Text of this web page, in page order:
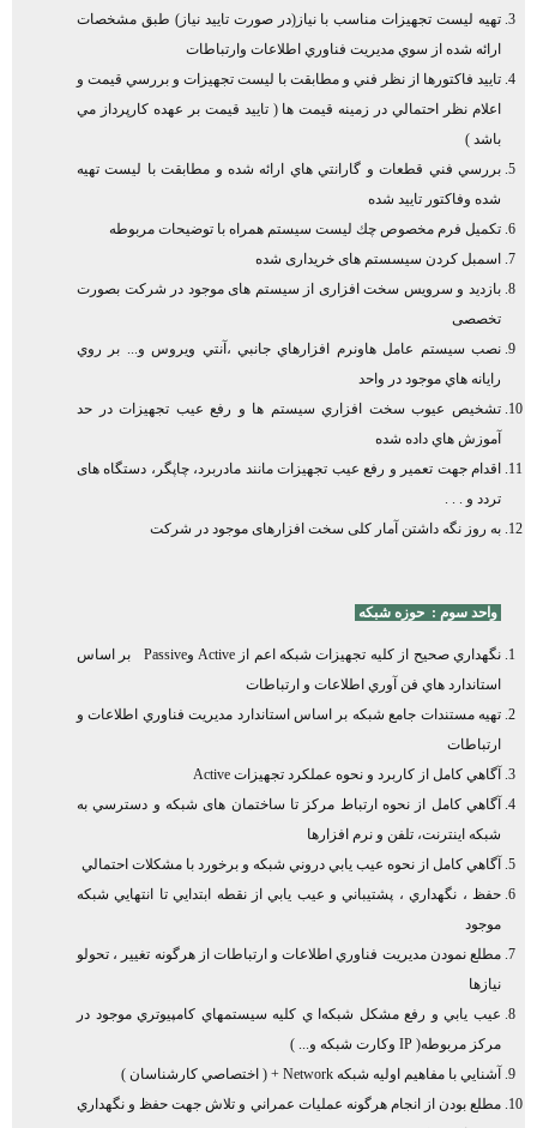
تهيه ليست تجهيزات مناسب با نياز(در صورت تاييد نياز) طبق مشخصات
ارائه شده از سوي مديريت فناوري اطلاعات وارتباطات
تاييد فاكتورها از نظر فني و مطابقت با ليست تجهيزات و بررسي قيمت و
اعلام نظر احتمالي در زمينه قيمت ها ( تاييد قيمت بر عهده كارپرداز مي
باشد )
بررسي فني قطعات و گارانتي هاي ارائه شده و مطابقت با ليست تهيه
شده وفاكتور تاييد شده
تكميل فرم مخصوص چك ليست سيستم همراه با توضيحات مربوطه
اسمبل کردن سیسستم های خریداری شده
بازدید و سرویس سخت افزاری از سیستم های موجود در شرکت بصورت
تخصصی
نصب سيستم عامل هاونرم افزارهاي جانبي ،آنتي ويروس و... بر روي
رايانه هاي موجود در واحد
تشخيص عيوب سخت افزاري سيستم ها و رفع عيب تجهيزات در حد
آموزش هاي داده شده
اقدام جهت تعمیر و رفع عیب تجهیزات مانند مادربرد، چاپگر، دستگاه های
تردد و . . .
به روز نگه داشتن آمار کلی سخت افزارهای موجود در شرکت
واحد سوم : حوزه شبكه
نگهداري صحيح از كليه تجهيزات شبكه اعم از Active وPassive بر اساس
استاندارد هاي فن آوري اطلاعات و ارتباطات
تهيه مستندات جامع شبكه بر اساس استاندارد مديريت فناوري اطلاعات و
ارتباطات
آگاهي كامل از كاربرد و نحوه عملكرد تجهيزات Active
آگاهي كامل از نحوه ارتباط مركز تا ساختمان های شبکه و دسترسي به
شبكه اينترنت، تلفن و نرم افزارها
آگاهي كامل از نحوه عيب يابي دروني شبكه و برخورد با مشكلات احتمالي
حفظ ، نگهداري ، پشتيباني و عيب يابي از نقطه ابتدايي تا انتهايي شبكه
موجود
مطلع نمودن مديريت فناوري اطلاعات و ارتباطات از هرگونه تغيير ، تحولو
نيازها
عيب يابي و رفع مشكل شبكه‌ا ي كليه سيستمهاي كامپيوتري موجود در
مركز مربوطه( IP وكارت شبكه و... )
آشنايي با مفاهيم اوليه شبكه Network + ( اختصاصي كارشناسان )
مطلع بودن از انجام هرگونه عمليات عمراني و تلاش جهت حفظ و نگهداري